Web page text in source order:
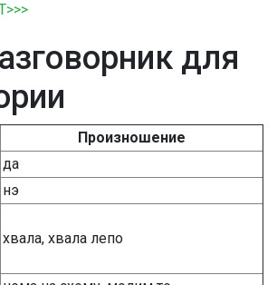
для
Произношение
да
нэ
хвала, хвала лепо